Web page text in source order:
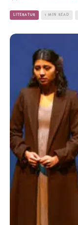
LITERATUR 1 MIN READ